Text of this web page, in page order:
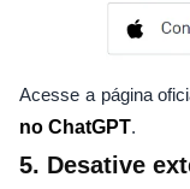
Acesse a página
no ChatGPT.
5. Desative